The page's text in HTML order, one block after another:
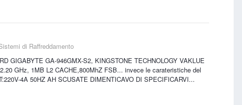
di Raffreddamento
GIGABYTE GA-946GMX-S2, KINGSTONE TECHNOLOGY VAKLUE
GHz, 1MB L2 CACHE,800MhZ FSB... invece le carateristiche del
4A 50HZ AH SCUSATE DIMENTICAVO DI SPECIFICARVI...